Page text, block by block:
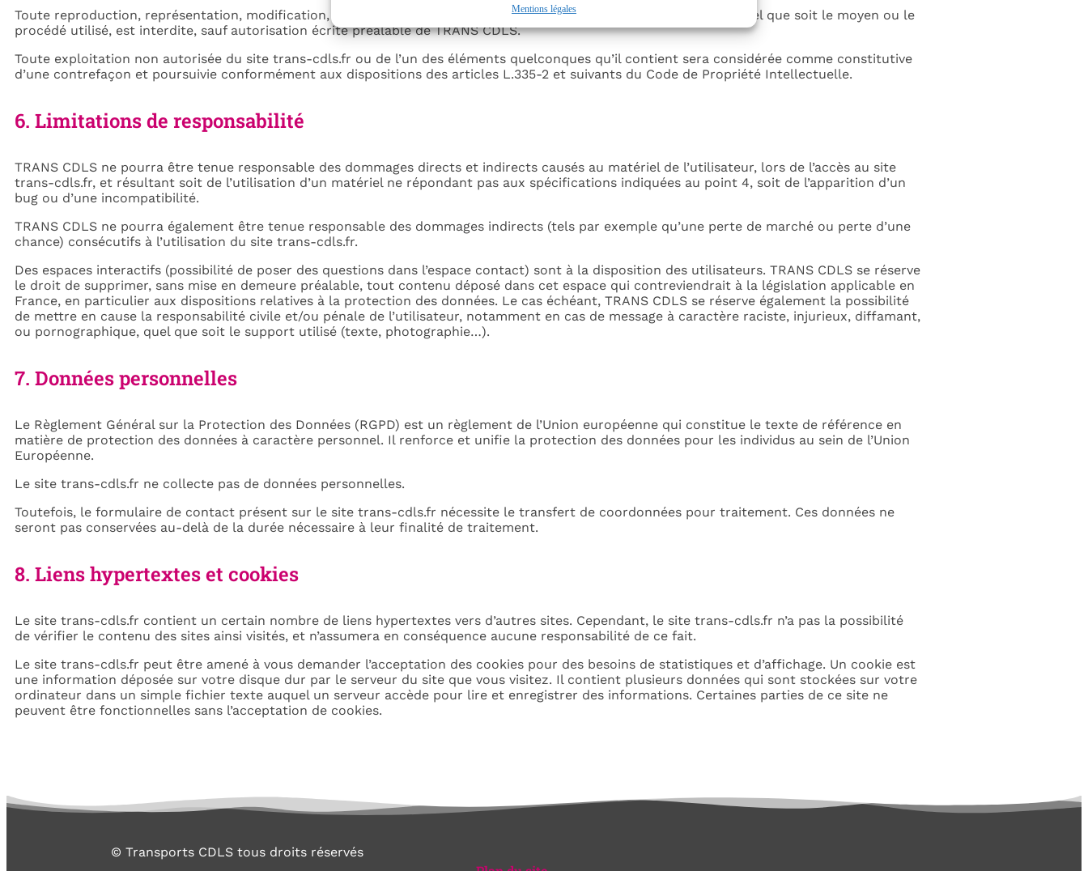
Mentions légales
Toute reproduction, représentation, modification, publication, adaptation de tout ou partie des éléments du site, quel que soit le moyen ou le
procédé utilisé, est interdite, sauf autorisation écrite préalable de TRANS CDLS.
Toute exploitation non autorisée du site trans-cdls.fr ou de l’un des éléments quelconques qu’il contient sera considérée comme constitutive
d’une contrefaçon et poursuivie conformément aux dispositions des articles L.335-2 et suivants du Code de Propriété Intellectuelle.
6. Limitations de responsabilité
TRANS CDLS ne pourra être tenue responsable des dommages directs et indirects causés au matériel de l’utilisateur, lors de l’accès au site
trans-cdls.fr, et résultant soit de l’utilisation d’un matériel ne répondant pas aux spécifications indiquées au point 4, soit de l’apparition d’un
bug ou d’une incompatibilité.
TRANS CDLS ne pourra également être tenue responsable des dommages indirects (tels par exemple qu’une perte de marché ou perte d’une
chance) consécutifs à l’utilisation du site trans-cdls.fr.
Des espaces interactifs (possibilité de poser des questions dans l’espace contact) sont à la disposition des utilisateurs. TRANS CDLS se réserve
le droit de supprimer, sans mise en demeure préalable, tout contenu déposé dans cet espace qui contreviendrait à la législation applicable en
France, en particulier aux dispositions relatives à la protection des données. Le cas échéant, TRANS CDLS se réserve également la possibilité
de mettre en cause la responsabilité civile et/ou pénale de l’utilisateur, notamment en cas de message à caractère raciste, injurieux, diffamant,
ou pornographique, quel que soit le support utilisé (texte, photographie…).
7. Données personnelles
Le Règlement Général sur la Protection des Données (RGPD) est un règlement de l’Union européenne qui constitue le texte de référence en
matière de protection des données à caractère personnel. Il renforce et unifie la protection des données pour les individus au sein de l’Union
Européenne.
Le site trans-cdls.fr ne collecte pas de données personnelles.
Toutefois, le formulaire de contact présent sur le site trans-cdls.fr nécessite le transfert de coordonnées pour traitement. Ces données ne
seront pas conservées au-delà de la durée nécessaire à leur finalité de traitement.
8. Liens hypertextes et cookies
Le site trans-cdls.fr contient un certain nombre de liens hypertextes vers d’autres sites. Cependant, le site trans-cdls.fr n’a pas la possibilité
de vérifier le contenu des sites ainsi visités, et n’assumera en conséquence aucune responsabilité de ce fait.
Le site trans-cdls.fr peut être amené à vous demander l’acceptation des cookies pour des besoins de statistiques et d’affichage. Un cookie est
une information déposée sur votre disque dur par le serveur du site que vous visitez. Il contient plusieurs données qui sont stockées sur votre
ordinateur dans un simple fichier texte auquel un serveur accède pour lire et enregistrer des informations. Certaines parties de ce site ne
peuvent être fonctionnelles sans l’acceptation de cookies.
© Transports CDLS tous droits réservés